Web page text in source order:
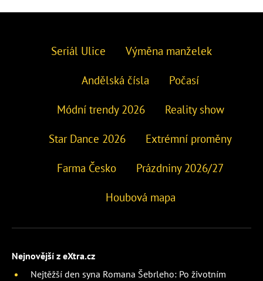
Seriál Ulice Výměna manželek
Andělská čísla Počasí
Módní trendy 2026 Reality show
Star Dance 2026 Extrémní proměny
Farma Česko Prázdniny 2026/27
Houbová mapa
Nejnovější z eXtra.cz
Nejtěžší den syna Romana Šebrleho: Po životním